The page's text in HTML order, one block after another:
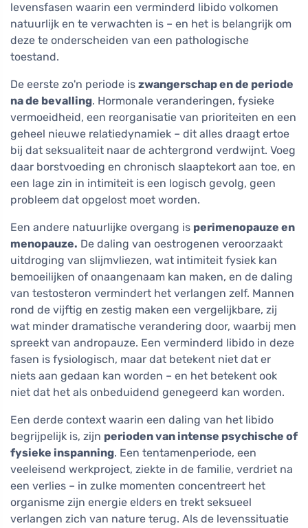
levensfasen waarin een verminderd libido volkomen
natuurlijk en te verwachten is – en het is belangrijk om
deze te onderscheiden van een pathologische
toestand.
De eerste zo'n periode is zwangerschap en de periode
na de bevalling. Hormonale veranderingen, fysieke
vermoeidheid, een reorganisatie van prioriteiten en een
geheel nieuwe relatiedynamiek – dit alles draagt ertoe
bij dat seksualiteit naar de achtergrond verdwijnt. Voeg
daar borstvoeding en chronisch slaaptekort aan toe, en
een lage zin in intimiteit is een logisch gevolg, geen
probleem dat opgelost moet worden.
Een andere natuurlijke overgang is perimenopauze en
menopauze. De daling van oestrogenen veroorzaakt
uitdroging van slijmvliezen, wat intimiteit fysiek kan
bemoeilijken of onaangenaam kan maken, en de daling
van testosteron vermindert het verlangen zelf. Mannen
rond de vijftig en zestig maken een vergelijkbare, zij
wat minder dramatische verandering door, waarbij men
spreekt van andropauze. Een verminderd libido in deze
fasen is fysiologisch, maar dat betekent niet dat er
niets aan gedaan kan worden – en het betekent ook
niet dat het als onbeduidend genegeerd kan worden.
Een derde context waarin een daling van het libido
begrijpelijk is, zijn perioden van intense psychische of
fysieke inspanning. Een tentamenperiode, een
veeleisend werkproject, ziekte in de familie, verdriet na
een verlies – in zulke momenten concentreert het
organisme zijn energie elders en trekt seksueel
verlangen zich van nature terug. Als de levenssituatie